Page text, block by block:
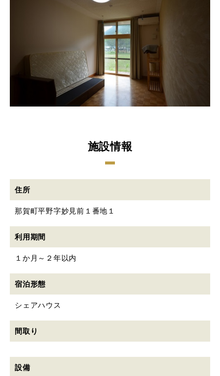
施設情報
住所
那賀町平野字妙見前１番地１
利用期間
１か月～２年以内
宿泊形態
シェアハウス
間取り
設備